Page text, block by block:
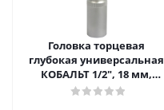
Головка торцевая
глубокая универсальная
КОБАЛЬТ 1/2", 18 мм,
SPLINE Cr-V (1 шт.) подвес